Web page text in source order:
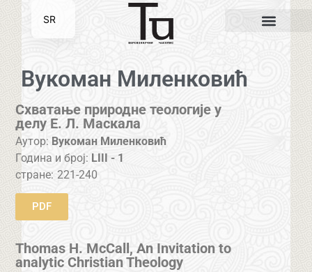
Вукоман Миленковић
Схватање природне теологије у
делу Е. Л. Маскала
Аутор: Вукоман Миленковић
Година и број: LIII - 1
стране: 221-240
PDF
Thomas H. McCall, An Invitation to
analytic Christian Theology
SR
EN